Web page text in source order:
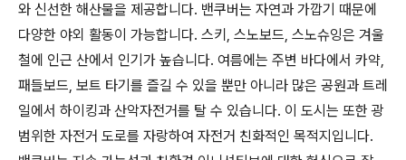
와 신선한 해산물을 제공합니다. 밴쿠버는 자연과 가깝기 때문에
다양한 야외 활동이 가능합니다. 스키, 스노보드, 스노슈잉은 겨울
철에 인근 산에서 인기가 높습니다. 여름에는 주변 바다에서 카약,
패들보드, 보트 타기를 즐길 수 있을 뿐만 아니라 많은 공원과 트레
일에서 하이킹과 산악자전거를 탈 수 있습니다. 이 도시는 또한 광
범위한 자전거 도로를 자랑하여 자전거 친화적인 목적지입니다.